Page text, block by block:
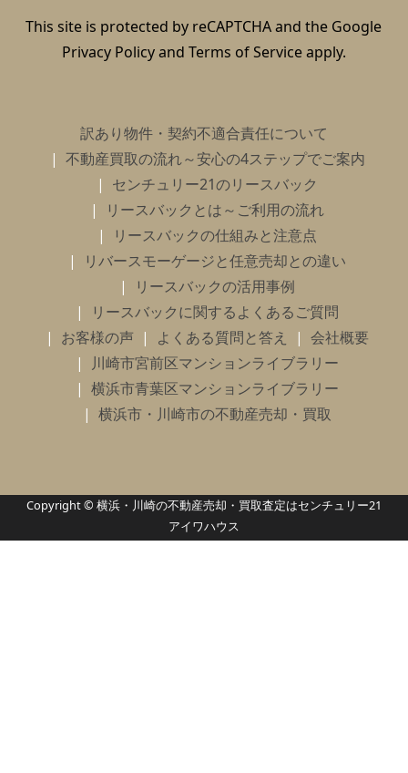
This site is protected by reCAPTCHA and the Google
Privacy Policyand Terms of Serviceapply.
訳あり物件・契約不適合責任について
不動産買取の流れ～安心の4ステップでご案内
センチュリー21のリースバック
リースバックとは～ご利用の流れ
リースバックの仕組みと注意点
リバースモーゲージと任意売却との違い
リースバックの活用事例
リースバックに関するよくあるご質問
お客様の声
よくある質問と答え
会社概要
川崎市宮前区マンションライブラリー
横浜市青葉区マンションライブラリー
横浜市・川崎市の不動産売却・買取
Copyright © 横浜・川崎の不動産売却・買取査定はセンチュリー21
アイワハウス